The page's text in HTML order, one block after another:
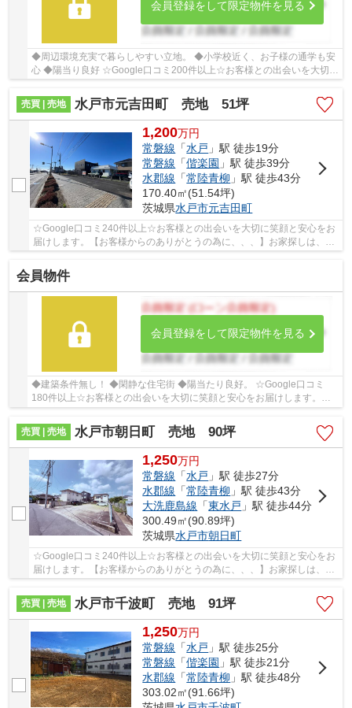
会員登録をして限定物件を見る
◆周辺環境充実で暮らしやすい立地。 ◆小学校近く、お子様の通学も安
心 ◆陽当り良好 ☆Google口コミ200件以上☆お客様との出会いを大切に
笑顔と安心をお届けします。【お客様からのあり...
売買 | 売地
水戸市元吉田町 売地 51坪
1,200万円
常磐線 「水戸 」駅 徒歩19分
常磐線 「偕楽園 」駅 徒歩39分
水郡線 「常陸青柳 」駅 徒歩43分
170.40㎡(51.54坪)
茨城県水戸市元吉田町
☆Google口コミ240件以上☆お客様との出会いを大切に笑顔と安心をお
届けします。【お客様からのありがとうの為に、、、】お家探しは、ひ
だまりハウスにご相談ください！
会員物件
会員登録をして限定物件を見る
◆建築条件無し！ ◆閑静な住宅街 ◆陽当たり良好。 ☆Google口コミ
180件以上☆お客様との出会いを大切に笑顔と安心をお届けします。
【お客様からのありがとうの為に、、、】お家探しは、...
売買 | 売地
水戸市朝日町 売地 90坪
1,250万円
常磐線 「水戸 」駅 徒歩27分
水郡線 「常陸青柳 」駅 徒歩43分
大洗鹿島線 「東水戸 」駅 徒歩44分
300.49㎡(90.89坪)
茨城県水戸市朝日町
☆Google口コミ240件以上☆お客様との出会いを大切に笑顔と安心をお
届けします。【お客様からのありがとうの為に、、、】お家探しは、ひ
売買 | 売地
水戸市千波町 売地 91坪
1,250万円
常磐線 「水戸 」駅 徒歩25分
常磐線 「偕楽園 」駅 徒歩21分
水郡線 「常陸青柳 」駅 徒歩48分
303.02㎡(91.66坪)